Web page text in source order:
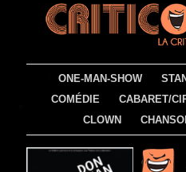
ONE-MAN-SHOW
COMÉDIE
CABARET/
CLOWN